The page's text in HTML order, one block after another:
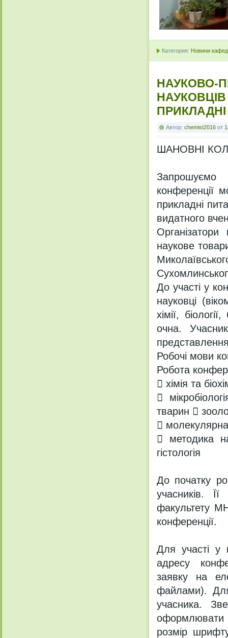
Категория: Новини
НАУКОВО-
ПРИКЛАДНІ
Автор: chemist2016 от
ШАНОВНІ
Запрошуємо
конференції
прикладні
видатного
Організатори
наукове
До участі у
науковці
хімії,
очна.
Робочі мови
Робота
 хімія та

тварин 
 молекулярна
 методика
гістологія
До початку
учасників.
факультету
конференції.
Для участі у
адресу
заявку на
файлами).
учасника.
розмір